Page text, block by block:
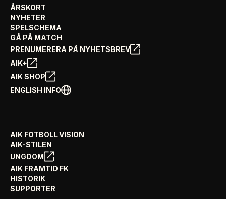
ÅRSKORT
NYHETER
SPELSCHEMA
GÅ PÅ MATCH
PRENUMERERA PÅ NYHETSBREV
AIK+
AIK SHOP
ENGLISH INFO
AIK FOTBOLL VISION
AIK-STILEN
UNGDOM
AIK FRAMTID FK
HISTORIK
SUPPORTER